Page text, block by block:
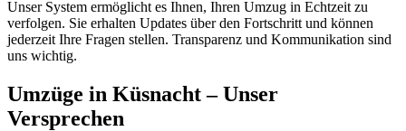
Unser System ermöglicht es Ihnen, Ihren Umzug in Echtzeit zu
verfolgen. Sie erhalten Updates über den Fortschritt und können
jederzeit Ihre Fragen stellen. Transparenz und Kommunikation sind
uns wichtig.
Umzüge in Küsnacht – Unser
Versprechen